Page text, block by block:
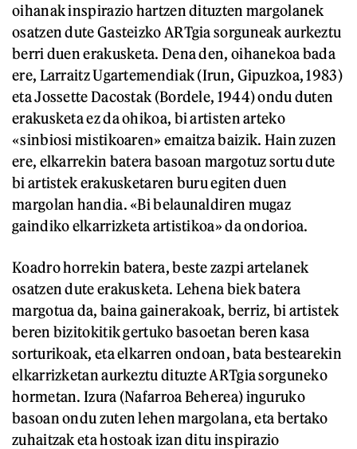
oihanak inspirazio hartzen dituzten margolanek
osatzen dute Gasteizko ARTgia sorguneak aurkeztu
berri duen erakusketa. Dena den, oihanekoa bada
ere, Larraitz Ugartemendiak (Irun, Gipuzkoa, 1983)
eta Jossette Dacostak (Bordele, 1944) ondu duten
erakusketa ez da ohikoa, bi artisten arteko
«sinbiosi mistikoaren» emaitza baizik. Hain zuzen
ere, elkarrekin batera basoan margotuz sortu dute
bi artistek erakusketaren buru egiten duen
margolan handia. «Bi belaunaldiren mugaz
gaindiko elkarrizketa artistikoa» da ondorioa.
Koadro horrekin batera, beste zazpi artelanek
osatzen dute erakusketa. Lehena biek batera
margotua da, baina gainerakoak, berriz, bi artistek
beren bizitokitik gertuko basoetan beren kasa
sorturikoak, eta elkarren ondoan, bata bestearekin
elkarrizketan aurkeztu dituzte ARTgia sorguneko
hormetan. Izura (Nafarroa Beherea) inguruko
basoan ondu zuten lehen margolana, eta bertako
zuhaitzak eta hostoak izan ditu inspirazio